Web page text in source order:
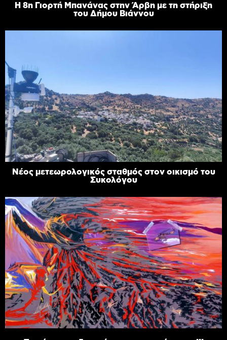
Η 8η Γιορτή Μπανάνας στην Άρβη με τη στήριξη
του Δήμου Βιάννου
Νέος μετεωρολογικός σταθμός στον οικισμό του
Συκολόγου